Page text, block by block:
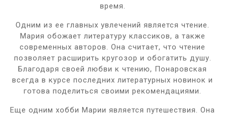
время.
Одним из ее главных увлечений является чтение.
Мария обожает литературу классиков, а также
современных авторов. Она считает, что чтение
позволяет расширить кругозор и обогатить душу.
Благодаря своей любви к чтению, Понаровская
всегда в курсе последних литературных новинок и
готова поделиться своими рекомендациями.
Еще одним хобби Марии является путешествия. Она